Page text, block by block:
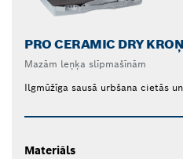
PRO CERAMIC DRY
Mazām leņķa slīpmašīnām
Ilgmūžīga sausā urbšana cietās
Materiāls